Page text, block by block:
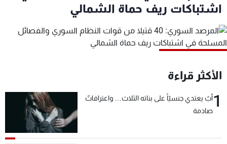
اشتباكات ريف حماة الشمالي
الأكثر قراءة
1أبٌ يعتدي جنسيّاً على بناته الثلاث… واعترافاتٌ
صادمة
سياسة ناس
إقتصاد فن
كأس العالم
جدول البرامج